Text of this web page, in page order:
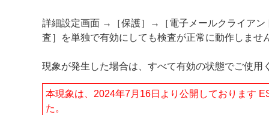
詳細設定画面 →［保護］→［電子メールクライア
査］を単独で有効にしても検査が正常に動作しませ
現象が発生した場合は、すべて有効の状態でご使用
本現象は、2024年7月16日より公開しております
た。